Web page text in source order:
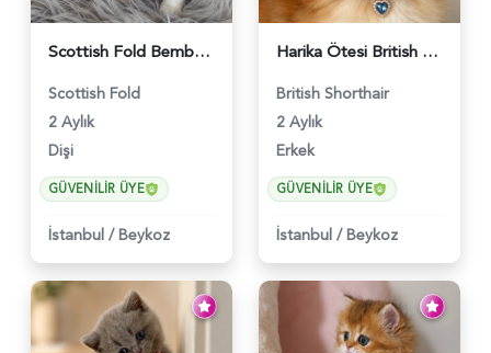
Scottish Fold Bembeyaz Pembe Burun Yavrumuz - 6120
Scottish Fold
2 Aylık
Dişi
GÜVENILIR ÜYE
İstanbul / Beykoz
Harika Ötesi British Longhair Golden Parlayan Yıldız - 6141
British Shorthair
2 Aylık
Erkek
GÜVENILIR ÜYE
İstanbul / Beykoz